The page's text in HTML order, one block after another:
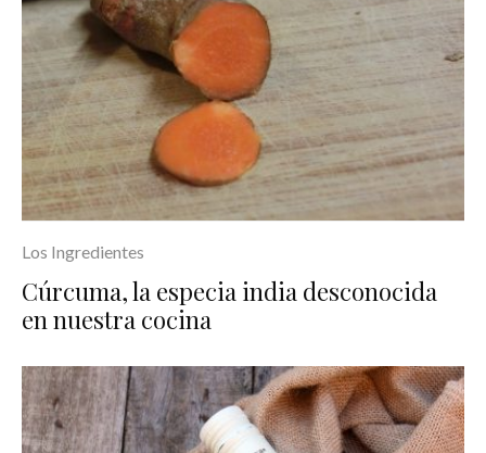
Los Ingredientes
Cúrcuma, la especia india desconocida
en nuestra cocina